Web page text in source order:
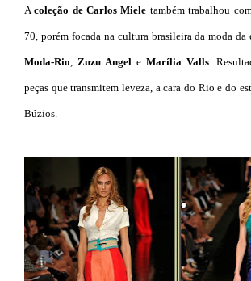
Acoleção de Carlos Miele também trabalhou
70, porém focada na cultura brasileira da moda da
Moda-Rio, Zuzu Angel e Marília Valls.
peças que transmitem leveza, a cara do Rio e do
Búzios.